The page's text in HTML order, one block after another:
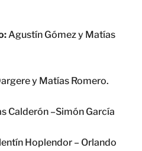
Agustín Gómez y Matías
y Matías Romero.
Calderón –Simón García
Hoplendor – Orlando